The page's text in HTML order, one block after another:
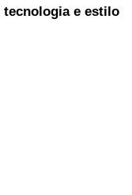
tecnologia e estilo